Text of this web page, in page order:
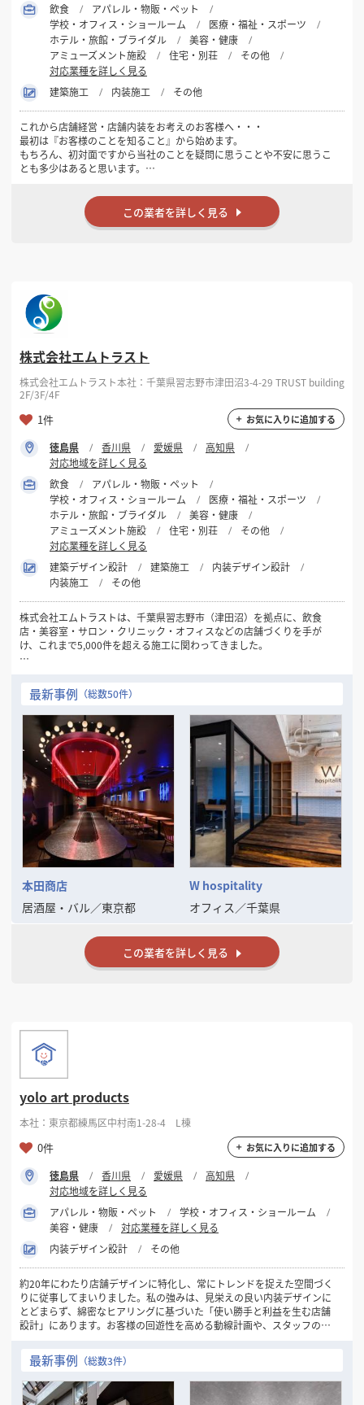
飲食
アパレル・物販・ペット
学校・オフィス・ショールーム
医療・福祉・スポーツ
ホテル・旅館・ブライダル
美容・健康
アミューズメント施設
住宅・別荘
その他
対応業種を詳しく見る
建築施工
内装施工 その他
これから店舗経営・店舗内装をお考えのお客様へ・・・
最初は『お客様のことを知ること』から始めます。
もちろん、初対面ですから当社のことを疑問に思うことや不安に思うこ
とも多少はあると思います。
店舗を作るだけの業者ではなく、開業してからも深く長くお付き合いさ
せていただく為に、
この業者を詳しく見る
株式会社エムトラスト
株式会社エムトラスト本社：千葉県習志野市津田沼3-4-29 TRUST building
2F/3F/4F
1件 お気に入りに追加する
徳島県 香川県 愛媛県
高知県
対応地域を詳しく見る
飲食
アパレル・物販・ペット
学校・オフィス・ショールーム
医療・福祉・スポーツ
ホテル・旅館・ブライダル
美容・健康
アミューズメント施設
住宅・別荘
その他
対応業種を詳しく見る
建築デザイン設計
建築施工
内装デザイン設計
内装施工
その他
株式会社エムトラストは、千葉県習志野市（津田沼）を拠点に、飲食
店・美容室・サロン・クリニック・オフィスなどの店舗づくりを手が
け、これまで5,000件を超える施工に関わってきました。
ナー」であることです。物件探しの段階からご相談を受け、現地調査、
お見積り、デザイン提案、着工、お引き渡し、そして開業後まで、担当
が最後まで並走します。設計と施工が別会社に分かれていないため、要
望が伝わらない、工程ごとに担当が変わって説明をやり直す、といった
ことがありません。
代表の高橋は16歳で大工の道に入り、現場に立ち続けてきました。この
坪数で席数はいくつ取れるか、、この物件で排気は通せるか、どこにい
くら費用が跳ねるかを、打ち合わせの場でお答えできます。持ち帰って
一週間お待たせする、ということがありません。
内装業界には、返信が来ない、専門用語ばかりで話が見えない、見積り
が「一式」で中身が分からない、といった不透明さがまだ残っていま
す。それを自分たちからなくしていきたいと考え、YouTube「内装工事
ちゃんねる」でも、費用の内訳や業者の選び方を包み隠さず発信してい
ます。
のご相談が、実は最も多くいただくご依頼のきっかけです。無理に契約
をお勧めすることはありませんので、どうぞお気軽にお声がけくださ
対応し、電気容量・給排水・ガス・排気といったインフラを契約前に確
認します。判断材料を揃えたうえで、物件を選んでいただけます。
【得意業種】
飲食店（居酒屋・カフェ・バー・焼肉ほか）／美容室・サロン／クリ
ニック・医院／オフィス・事務所／物販店
【対応業務】
物件探し・内覧同行／現地調査／デザイン設計／実施設計／内装施工／
設備工事（電気・給排水・空調換気）／什器・造作／看板・サイン／各
種申請サポート／店舗の新築
居抜き・スケルトンいずれも対応。施工のみのご依頼もご相談いただけ
ます。
【関連事業】
注文住宅、アパート・収益建築、ガーデンエクステリア。外構やファ
■ ご相談からお引き渡しまでの流れ
1. 無料相談
最新事例 （総数50件）
本田商店
居酒屋・バル／東京都
W hospitality
オフィス／千葉県
この業者を詳しく見る
yolo art products
本社：東京都練馬区中村南1-28-4 L棟
0件 お気に入りに追加する
徳島県 香川県 愛媛県
高知県
対応地域を詳しく見る
アパレル・物販・ペット
学校・オフィス・ショールーム
美容・健康
対応業種を詳しく見る
内装デザイン設計
その他
約20年にわたり店舗デザインに特化し、常にトレンドを捉えた空間づく
りに従事してまいりました。私の強みは、見栄えの良い内装デザインに
とどまらず、綿密なヒアリングに基づいた「使い勝手と利益を生む店舗
設計」にあります。お客様の回遊性を高める動線計画や、スタッフの作
してきました。また、プロジェクトリーダーとして各部署の連携を指揮
した経験も豊富です。クライアント様との接客から始まり、工事概要の
丁寧な説明、スケジュール管理、現場の進捗・安全確認まで、プロジェ
クト全体を円滑に進行するマネジメント力を備えております。関係各所
最新事例 （総数3件）